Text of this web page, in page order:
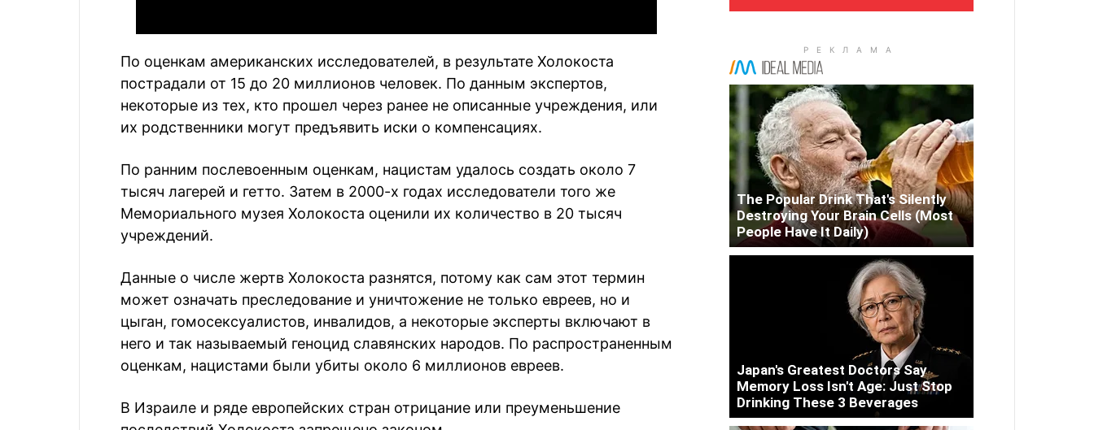
По оценкам американских исследователей, в результате Холокоста
пострадали от 15 до 20 миллионов человек. По данным экспертов,
некоторые из тех, кто прошел через ранее не описанные учреждения, или
их родственники могут предъявить иски о компенсациях.
По ранним послевоенным оценкам, нацистам удалось создать около 7
тысяч лагерей и гетто. Затем в 2000-х годах исследователи того же
Мемориального музея Холокоста оценили их количество в 20 тысяч
учреждений.
Данные о числе жертв Холокоста разнятся, потому как сам этот термин
может означать преследование и уничтожение не только евреев, но и
цыган, гомосексуалистов, инвалидов, а некоторые эксперты включают в
него и так называемый геноцид славянских народов. По распространенным
оценкам, нацистами были убиты около 6 миллионов евреев.
В Израиле и ряде европейских стран отрицание или преуменьшение